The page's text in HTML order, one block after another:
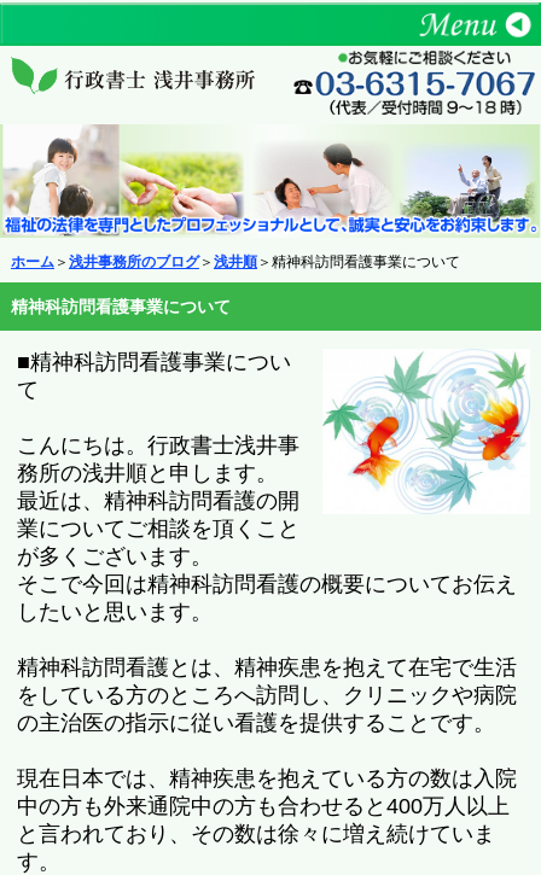
ホーム ＞ 浅井事務所のブログ＞ 浅井順＞精神科訪問看護事業について
精神科訪問看護事業について
■精神科訪問看護事業につい
て
こんにちは。行政書士浅井事
務所の浅井順と申します。
最近は、精神科訪問看護の開
業についてご相談を頂くこと
が多くございます。
そこで今回は精神科訪問看護の概要についてお伝え
したいと思います。
精神科訪問看護とは、精神疾患を抱えて在宅で生活
をしている方のところへ訪問し、クリニックや病院
の主治医の指示に従い看護を提供することです。
現在日本では、精神疾患を抱えている方の数は入院
中の方も外来通院中の方も合わせると 400万人以上
と言われており、その数は徐々に増え続けていま
す。